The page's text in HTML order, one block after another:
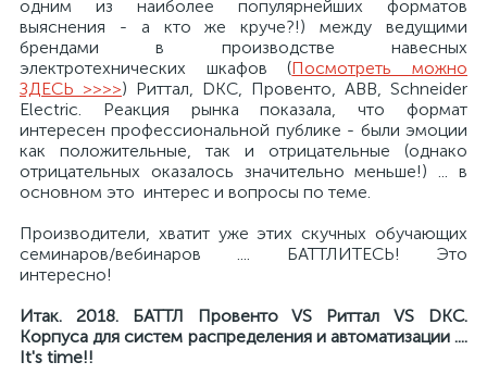
одним из наиболее популярнейших форматов
выяснения - а кто же круче?!) между ведущими
брендами в производстве навесных
электротехнических шкафов (Посмотреть можно
ЗДЕСЬ >>>>) Риттал, DKC, Провенто, ABB, Schneider
Electric. Реакция рынка показала, что формат
интересен профессиональной публике - были эмоции
как положительные, так и отрицательные (однако
отрицательных оказалось значительно меньше!) ... в
основном это интерес и вопросы по теме.
Производители, хватит уже этих скучных обучающих
семинаров/вебинаров .... БАТТЛИТЕСЬ! Это
интересно!
Итак. 2018. БАТТЛ Провенто VS Риттал VS DKC.
Корпуса для систем распределения и автоматизации ....
It's time!!